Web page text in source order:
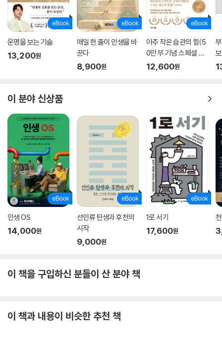
운명을 보는 기술
13,200원
매일 한 줄이 인생을 바
꾼다
8,900원
아주 작은 습관의 힘(5
0만 부 기념 스페셜 에
디션)
12,600원
이 분야 신상품
인생 OS
14,000원
선인류 탄생과 후천의
시작
9,000원
1로 서기
17,600원
이 책을 구입하신 분들이 산 분야 책
이 책과 내용이 비슷한 추천 책